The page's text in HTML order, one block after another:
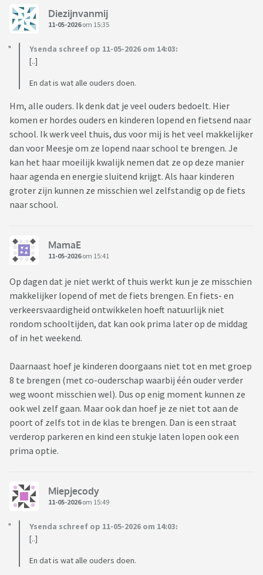
Diezijnvanmij
11-05-2026om 15:35
Ysenda schreef op 11-05-2026 om 14:03:
[..]
En dat is wat alle ouders doen.
Hm, alle ouders. Ik denk dat je veel ouders bedoelt. Hier
komen er hordes ouders en kinderen lopend en fietsend naar
school. Ik werk veel thuis, dus voor mij is het veel makkelijker
dan voor Meesje om ze lopend naar school te brengen. Je
kan het haar moeilijk kwalijk nemen dat ze op deze manier
haar agenda en energie sluitend krijgt. Als haar kinderen
groter zijn kunnen ze misschien wel zelfstandig op de fiets
naar school.
MamaE
11-05-2026om 15:41
Op dagen dat je niet werkt of thuis werkt kun je ze misschien
makkelijker lopend of met de fiets brengen. En fiets- en
verkeersvaardigheid ontwikkelen hoeft natuurlijk niet
rondom schooltijden, dat kan ook prima later op de middag
of in het weekend.
Daarnaast hoef je kinderen doorgaans niet tot en met groep
8 te brengen (met co-ouderschap waarbij één ouder verder
weg woont misschien wel). Dus op enig moment kunnen ze
ook wel zelf gaan. Maar ook dan hoef je ze niet tot aan de
poort of zelfs tot in de klas te brengen. Dan is een straat
verderop parkeren en kind een stukje laten lopen ook een
prima optie.
Miepjecody
11-05-2026om 15:49
Ysenda schreef op 11-05-2026 om 14:03:
[..]
En dat is wat alle ouders doen.